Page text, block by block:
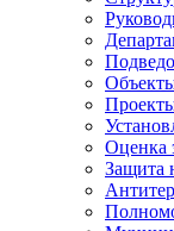
Оценка
Защита